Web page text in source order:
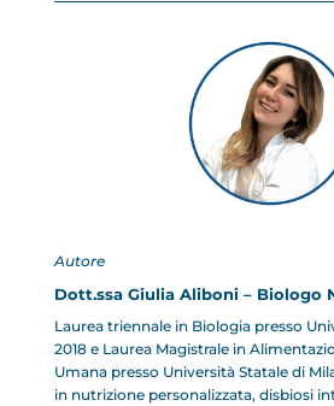
Autore
Dott.ssa Giulia Aliboni – Biologo
Laurea triennale in Biologia presso
2018 e Laurea Magistrale in
Umana presso Università Statale di
in nutrizione personalizzata, disbiosi